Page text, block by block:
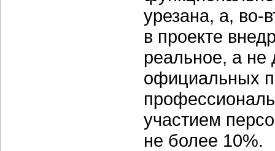
урезана, а, во-
в проекте
реальное, а
официальных
участием
не более 10%.